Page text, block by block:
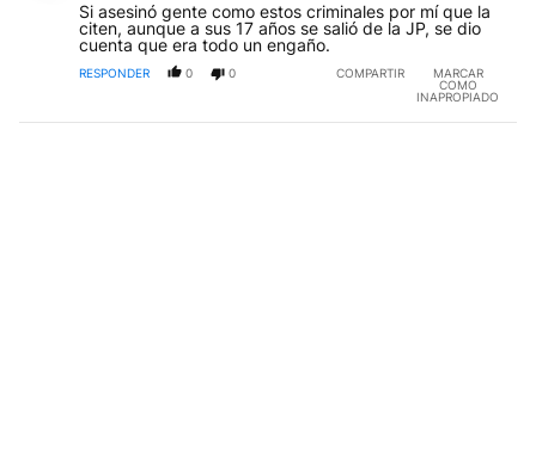
Si asesinó gente como estos criminales por mí que la
citen, aunque a sus 17 años se salió de la JP, se dio
cuenta que era todo un engaño.
RESPONDER 0 0 COMPARTIR
MARCAR
COMO
INAPROPIADO